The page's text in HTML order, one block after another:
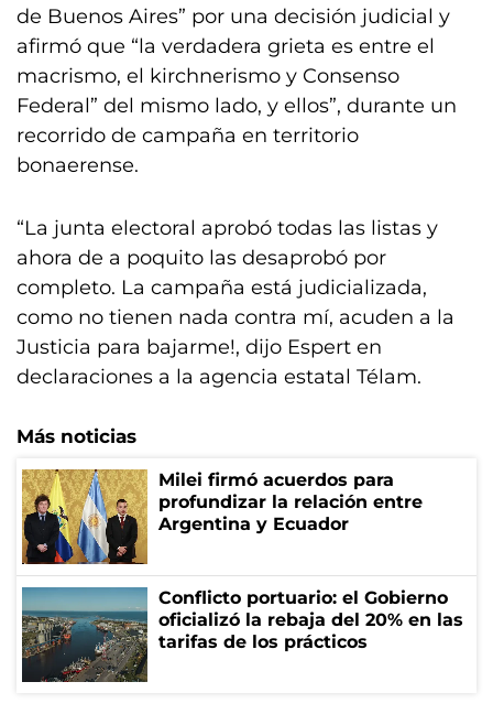
de Buenos Aires” por una decisión judicial y
afirmó que “la verdadera grieta es entre el
macrismo, el kirchnerismo y Consenso
Federal” del mismo lado, y ellos”, durante un
recorrido de campaña en territorio
bonaerense.
“La junta electoral aprobó todas las listas y
ahora de a poquito las desaprobó por
completo. La campaña está judicializada,
como no tienen nada contra mí, acuden a la
Justicia para bajarme!, dijo Espert en
declaraciones a la agencia estatal Télam.
Más noticias
Milei firmó acuerdos para
profundizar la relación entre
Argentina y Ecuador
Conflicto portuario: el Gobierno
oficializó la rebaja del 20% en las
tarifas de los prácticos